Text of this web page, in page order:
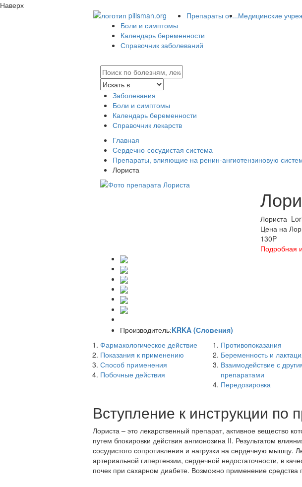
Наверх
Препараты от...Медицинские
Боли и симптомы
Календарь беременности
Справочник заболеваний
Заболевания
Боли и симптомы
Календарь беременности
Справочник лекарств
Главная
Сердечно-сосудистая система
Препараты, влияющие на ренин-ангиотензиновую
Лориста
Лориста
Цена на
130P
Подробная
Производитель:KRKA (Словения)
Фармакологическое действие
Показания к применению
Способ применения
Побочные действия
Противопоказания
Беременность и
Взаимодействие с
препаратами
Передозировка
Вступление к инструкции по
Лориста – это лекарственный препарат, активное вещество
путем блокировки действия ангионозина II. Результатом
сосудистого сопротивления и нагрузки на сердечную мышцу.
артериальной гипертензии, сердечной недостаточности, в
почек при сахарном диабете. Возможно применение